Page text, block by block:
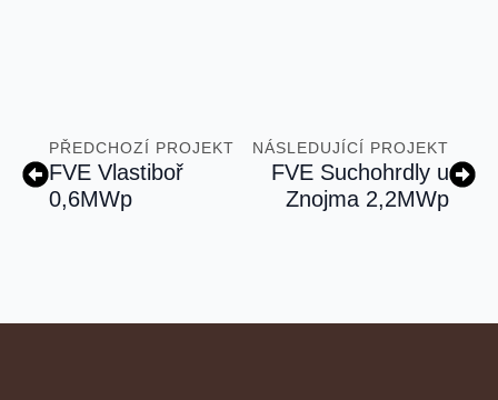
PŘEDCHOZÍ PROJEKT
FVE Vlastiboř
0,6MWp
NÁSLEDUJÍCÍ PROJEKT
FVE Suchohrdly u
Znojma 2,2MWp